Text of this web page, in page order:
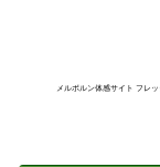
メルボルン体感サイト フレ